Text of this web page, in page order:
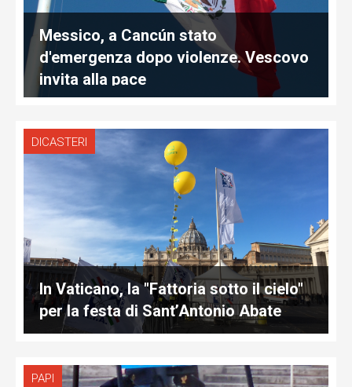
Messico, a Cancún stato
d'emergenza dopo violenze. Vescovo
invita alla pace
DICASTERI
In Vaticano, la "Fattoria sotto il cielo"
per la festa di Sant’Antonio Abate
PAPI